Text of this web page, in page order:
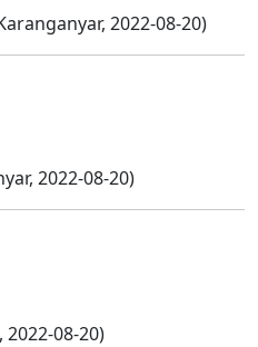
2022-08-20)
2022-08-20)
08-20)